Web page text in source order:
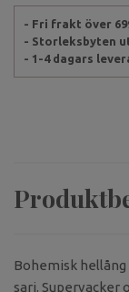
- Fri frakt över
- Storleksbyten
- 1-4 dagars
Bohemisk
sari. Supervacker